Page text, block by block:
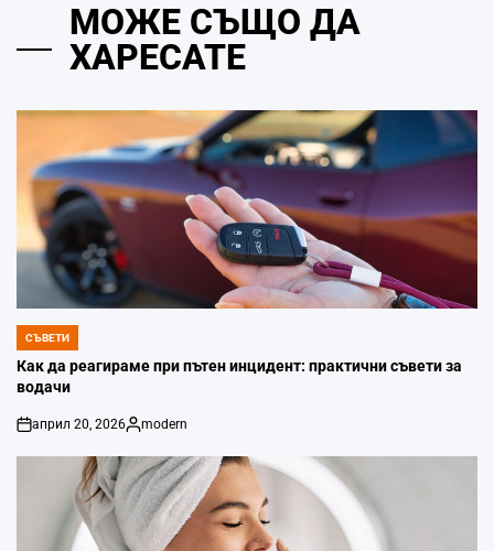
МОЖЕ СЪЩО ДА
ХАРЕСАТЕ
POSTED
IN
СЪВЕТИ
Как да реагираме при пътен инцидент: практични съвети за
водачи
on
април 20, 2026
Posted
by
modern